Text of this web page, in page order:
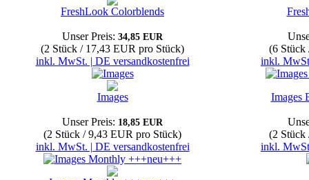
FreshLook Colorblends
Unser Preis: 34,85 EUR
(2 Stück / 17,43 EUR pro Stück)
inkl. MwSt. | DE versandkostenfrei
(6 Stück
inkl.
Images
Unser Preis: 18,85 EUR
(2 Stück / 9,43 EUR pro Stück)
inkl. MwSt. | DE versandkostenfrei
Images
(2 Stück
inkl.